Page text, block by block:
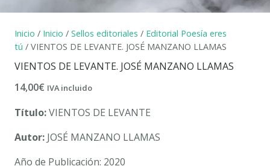
Inicio / Inicio / Sellos editoriales / Editorial Poesía eres
tú / VIENTOS DE LEVANTE. JOSÉ MANZANO LLAMAS
VIENTOS DE LEVANTE. JOSÉ MANZANO LLAMAS
14,00€ IVA incluido
Título:VIENTOS DE LEVANTE
Autor: JOSÉ MANZANO LLAMAS
Año de Publicación: 2020